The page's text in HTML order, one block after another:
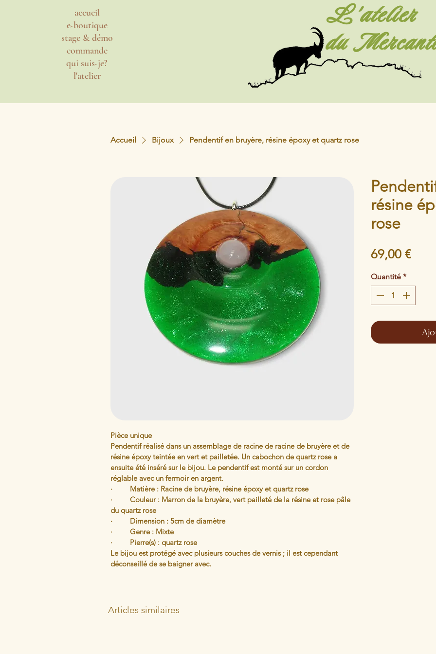
accueil
e-boutique
stage & démo
commande
qui suis-je?
l'atelier
L'atelier
du
Accueil Bijoux Pendentif en bruyère, résine époxy et quartz rose
Pièce unique
Pendentif réalisé dans un assemblage de racine de racine de bruyère et de
résine époxy teintée en vert et pailletée. Un cabochon de quartz rose a
ensuite été inséré sur le bijou. Le pendentif est monté sur un cordon
réglable avec un fermoir en argent.
·         Matière : Racine de bruyère, résine époxy et quartz rose
·         Couleur : Marron de la bruyère, vert pailleté de la résine et rose pâle
du quartz rose
·         Dimension : 5cm de diamètre
·         Genre : Mixte
·         Pierre(s) : quartz rose
Le bijou est protégé avec plusieurs couches de vernis ; il est cependant
déconseillé de se baigner avec.
résine
rose
69,00 €Prix
Quantité *
Articles similaires